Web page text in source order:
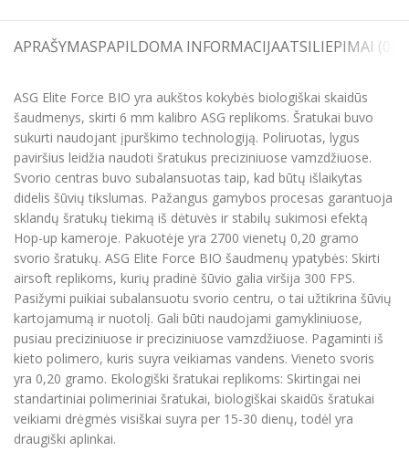
APRAŠYMASPAPILDOMA INFORMACIJAATSILIEPIMAI (0)
ASG Elite Force BIO yra aukštos kokybės biologiškai skaidūs
šaudmenys, skirti 6 mm kalibro ASG replikoms. Šratukai buvo
sukurti naudojant įpurškimo technologiją. Poliruotas, lygus
paviršius leidžia naudoti šratukus preciziniuose vamzdžiuose.
Svorio centras buvo subalansuotas taip, kad būtų išlaikytas
didelis šūvių tikslumas. Pažangus gamybos procesas garantuoja
sklandų šratukų tiekimą iš dėtuvės ir stabilų sukimosi efektą
Hop-up kameroje. Pakuotėje yra 2700 vienetų 0,20 gramo
svorio šratukų. ASG Elite Force BIO šaudmenų ypatybės: Skirti
airsoft replikoms, kurių pradinė šūvio galia viršija 300 FPS.
Pasižymi puikiai subalansuotu svorio centru, o tai užtikrina šūvių
kartojamumą ir nuotolį. Gali būti naudojami gamykliniuose,
pusiau preciziniuose ir preciziniuose vamzdžiuose. Pagaminti iš
kieto polimero, kuris suyra veikiamas vandens. Vieneto svoris
yra 0,20 gramo. Ekologiški šratukai replikoms: Skirtingai nei
standartiniai polimeriniai šratukai, biologiškai skaidūs šratukai
veikiami drėgmės visiškai suyra per 15-30 dienų, todėl yra
draugiški aplinkai.